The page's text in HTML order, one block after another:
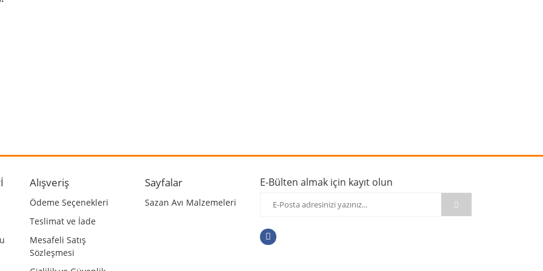
Alışveriş
Ödeme Seçenekleri
Teslimat ve İade
Mesafeli Satış
Sözleşmesi
Sayfalar
Sazan Avı Malzemeleri
E-Bülten almak için kayıt olun